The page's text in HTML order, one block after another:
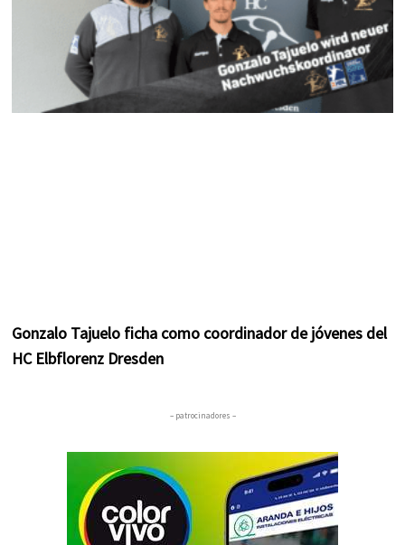
Gonzalo Tajuelo ficha como coordinador de jóvenes del
HC Elbflorenz Dresden
– patrocinadores –